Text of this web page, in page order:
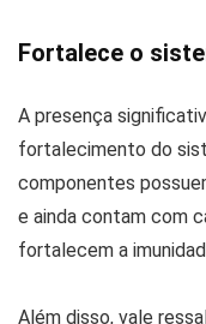
Fortalece o
A presença
fortalecimento do
componentes
e ainda contam com
fortalecem a
Além disso, vale